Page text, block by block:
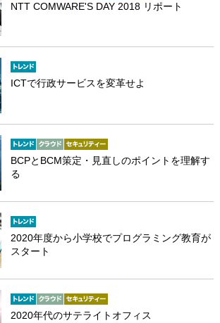
NTT COMWARE'S DAY 2018 リポート
ICTで行政サービスを変革せよ
BCPとBCM策定・見直しのポイントを理解す
る
2020年度から小学校でプログラミング教育が
スタート
2020年代のサテライトオフィス